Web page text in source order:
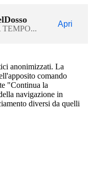
TEMPO...
Apri
anonimizzati. La
comando
"Continua la
navigazione in
diversi da quelli